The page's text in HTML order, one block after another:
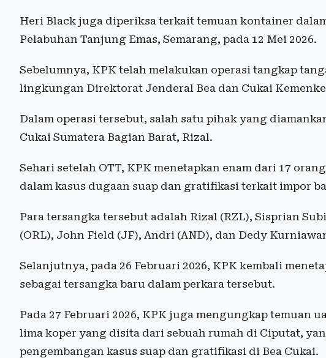
Heri Black juga diperiksa terkait temuan kontainer
Pelabuhan Tanjung Emas, Semarang, pada 12 Mei 2026.
Sebelumnya, KPK telah melakukan operasi tangkap
lingkungan Direktorat Jenderal Bea dan Cukai
Dalam operasi tersebut, salah satu pihak yang
Cukai Sumatera Bagian Barat, Rizal.
Sehari setelah OTT, KPK menetapkan enam dari 17
dalam kasus dugaan suap dan gratifikasi terkait impor
Para tersangka tersebut adalah Rizal (RZL), Sisprian
(ORL), John Field (JF), Andri (AND), dan Dedy
Selanjutnya, pada 26 Februari 2026, KPK kembali
sebagai tersangka baru dalam perkara tersebut.
Pada 27 Februari 2026, KPK juga mengungkap temuan
lima koper yang disita dari sebuah rumah di Ciputat,
pengembangan kasus suap dan gratifikasi di Bea Cukai.